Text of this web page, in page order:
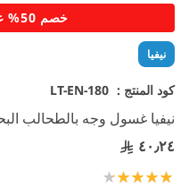
نيفيا
كود المنتج : LT-EN-180
نيفيا غسول وجه بالطحالب
٤٠٫٢٤
تقييم:
تخطي
إلى
بداية
معرض
الصور
خصم 50% علي الحبة الثانية